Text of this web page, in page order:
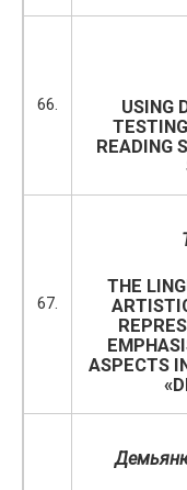
66.
USING
READING
67.
THE
ASPECTS